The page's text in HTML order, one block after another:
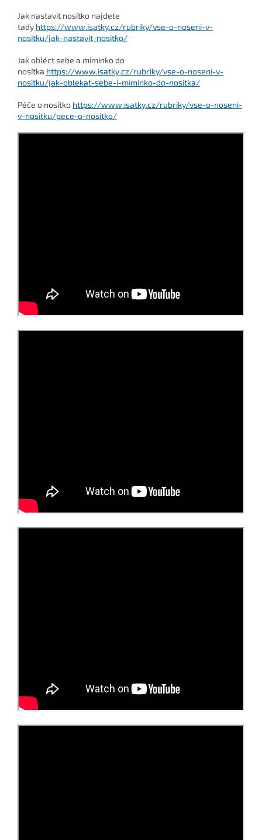
Jak nastavit nosítko najdete
tady https://www.isatky.cz/rubriky/vse-o-noseni-v-
nositku/jak-nastavit-nositko/
Jak obléct sebe a miminko do
nosítka https://www.isatky.cz/rubriky/vse-o-noseni-v-
nositku/jak-oblekat-sebe-i-miminko-do-nositka/
Péče o nosítko https://www.isatky.cz/rubriky/vse-o-noseni-
v-nositku/pece-o-nositko/